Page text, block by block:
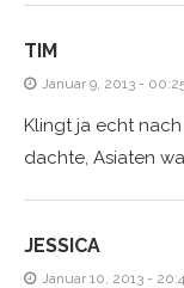
TIM
Januar 9, 2013 -
Klingt ja echt
dachte, Asiaten
JESSICA
Januar 10, 2013 -